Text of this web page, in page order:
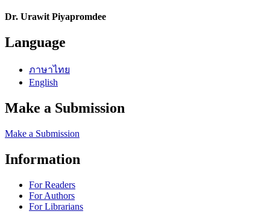
Dr. Urawit Piyapromdee
Language
ภาษาไทย
English
Make a Submission
Make a Submission
Information
For Readers
For Authors
For Librarians